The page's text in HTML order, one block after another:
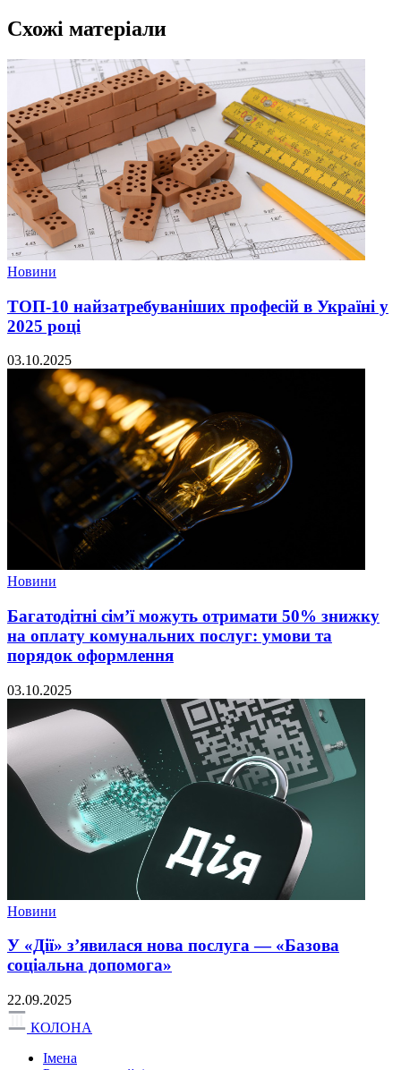
Схожі матеріали
Новини
ТОП-10 найзатребуваніших професій в Україні у
2025 році
03.10.2025
Новини
Багатодітні сім’ї можуть отримати 50% знижку
на оплату комунальних послуг: умови та
порядок оформлення
03.10.2025
Новини
У «Дії» з’явилася нова послуга — «Базова
соціальна допомога»
22.09.2025
КОЛОНА
Імена